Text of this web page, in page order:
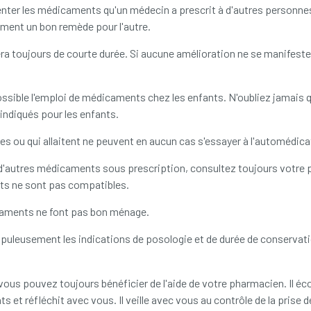
les médicaments qu'un médecin a prescrit à d'autres
un bon remède pour l'autre.
toujours de courte durée. Si aucune amélioration ne se
l'emploi de médicaments chez les enfants. N'oubliez jamais
pour les enfants.
ou qui allaitent ne peuvent en aucun cas s'essayer à
médicaments sous prescription, consultez toujours votre
ne sont pas compatibles.
ne font pas bon ménage.
les indications de posologie et de durée de
pouvez toujours bénéficier de l'aide de votre pharmacien. Il
et réfléchit avec vous. Il veille avec vous au contrôle de la prise